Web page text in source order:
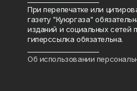
При перепечатке или
газету "Куюргаза"
изданий и социальных сетей
гиперссылка обязательна.
Об использовании